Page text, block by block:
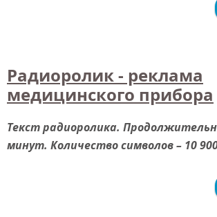
Радиоролик - реклама
медицинского прибора
Текст радиоролика.
минут. Количество символов – 10